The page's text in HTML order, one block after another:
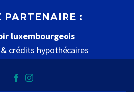
PARTENAIRE :
luxembourgeois
crédits hypothécaires